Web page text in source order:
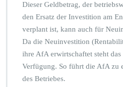
Dieser Geldbetrag, der
den Ersatz der Investition am
verplant ist, kann auch für
Da die Neuinvestition
ihre AfA erwirtschaftet steht
Verfügung. So führt die AfA zu
des Betriebes.